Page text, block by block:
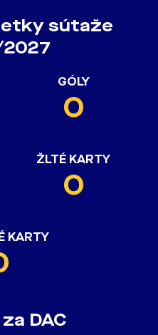
sútaže
GÓLY
0
ŽLTÉ KARTY
0
KARTY
DAC